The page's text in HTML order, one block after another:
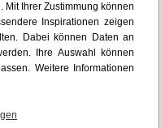
Mit Ihrer Zustimmung können
Inspirationen zeigen
Dabei können Daten an
Ihre Auswahl können
Weitere Informationen
aufgetreten.
Seite neu.